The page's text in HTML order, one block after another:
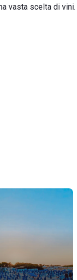
vasta scelta di vini.